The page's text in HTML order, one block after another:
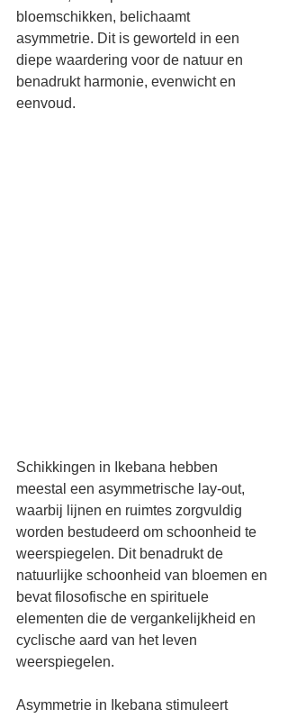
bloemschikken, belichaamt
asymmetrie. Dit is geworteld in een
diepe waardering voor de natuur en
benadrukt harmonie, evenwicht en
eenvoud.
Schikkingen in Ikebana hebben
meestal een asymmetrische lay-out,
waarbij lijnen en ruimtes zorgvuldig
worden bestudeerd om schoonheid te
weerspiegelen. Dit benadrukt de
natuurlijke schoonheid van bloemen en
bevat filosofische en spirituele
elementen die de vergankelijkheid en
cyclische aard van het leven
weerspiegelen.
Asymmetrie in Ikebana stimuleert